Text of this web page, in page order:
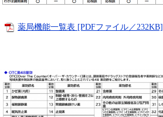
薬局機能一覧表 [PDFファイル／232KB]